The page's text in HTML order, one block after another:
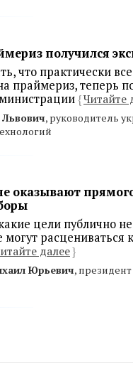
получился
что практически
праймериз, теперь
{Читайте
, руководитель
оказывают
цели публично
могут
далее}
Юрьевич,